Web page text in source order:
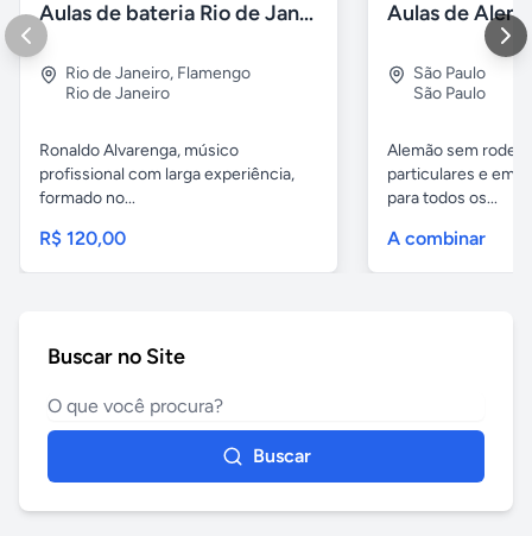
Aulas de bateria Rio de Janeiro
Rio de Janeiro, Flamengo
Rio de Janeiro
Ronaldo Alvarenga, músico
profissional com larga experiência,
formado no...
R$ 120,00
São Paulo
São Paulo
Alemão sem
particulares e em
para todos os...
A combinar
Buscar no Site
Buscar